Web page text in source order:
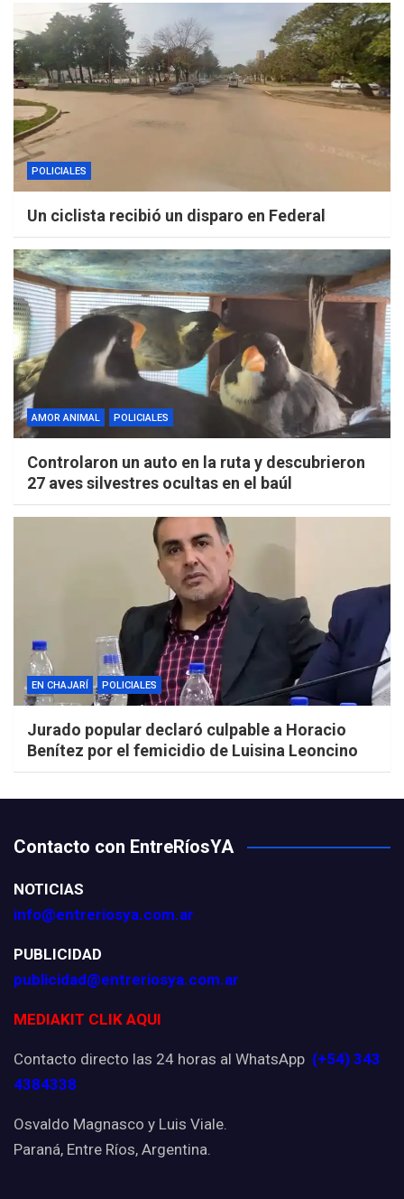
POLICIALES
Un ciclista recibió un disparo en Federal
AMOR ANIMAL POLICIALES
Controlaron un auto en la ruta y descubrieron
27 aves silvestres ocultas en el baúl
EN CHAJARÍ POLICIALES
Jurado popular declaró culpable a Horacio
Benítez por el femicidio de Luisina Leoncino
Contacto con EntreRíosYA
NOTICIAS
info@entreriosya.com.ar
PUBLICIDAD
publicidad@entreriosya.com.ar
MEDIAKIT CLIK AQUI
Contacto directo las 24 horas al WhatsApp (+54) 343
4384338
Osvaldo Magnasco y Luis Viale.
Paraná, Entre Ríos, Argentina.